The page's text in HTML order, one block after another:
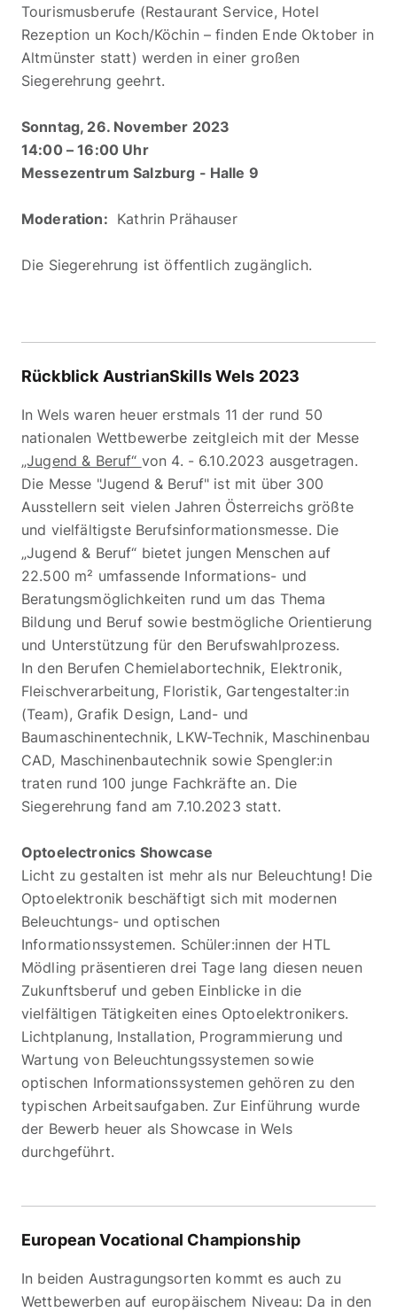
Tourismusberufe (Restaurant Service, Hotel
Rezeption un Koch/Köchin – finden Ende Oktober in
Altmünster statt) werden in einer großen
Siegerehrung geehrt.
Sonntag, 26. November 2023
14:00 – 16:00 Uhr
Messezentrum Salzburg - Halle 9
Moderation: Kathrin Prähauser
Die Siegerehrung ist öffentlich zugänglich.
Rückblick AustrianSkills Wels 2023
In Wels waren heuer erstmals 11 der rund 50
nationalen Wettbewerbe zeitgleich mit der Messe
„Jugend & Beruf“ von 4. - 6.10.2023 ausgetragen.
Die Messe "Jugend & Beruf" ist mit über 300
Ausstellern seit vielen Jahren Österreichs größte
und vielfältigste Berufsinformationsmesse. Die
„Jugend & Beruf“ bietet jungen Menschen auf
22.500 m² umfassende Informations- und
Beratungsmöglichkeiten rund um das Thema
Bildung und Beruf sowie bestmögliche Orientierung
und Unterstützung für den Berufswahlprozess.
In den Berufen Chemielabortechnik, Elektronik,
Fleischverarbeitung, Floristik, Gartengestalter:in
(Team), Grafik Design, Land- und
Baumaschinentechnik, LKW-Technik, Maschinenbau
CAD, Maschinenbautechnik sowie Spengler:in
traten rund 100 junge Fachkräfte an. Die
Siegerehrung fand am 7.10.2023 statt.
Optoelectronics Showcase
Licht zu gestalten ist mehr als nur Beleuchtung! Die
Optoelektronik beschäftigt sich mit modernen
Beleuchtungs- und optischen
Informationssystemen. Schüler:innen der HTL
Mödling präsentieren drei Tage lang diesen neuen
Zukunftsberuf und geben Einblicke in die
vielfältigen Tätigkeiten eines Optoelektronikers.
Lichtplanung, Installation, Programmierung und
Wartung von Beleuchtungssystemen sowie
optischen Informationssystemen gehören zu den
typischen Arbeitsaufgaben. Zur Einführung wurde
der Bewerb heuer als Showcase in Wels
durchgeführt.
European Vocational Championship
In beiden Austragungsorten kommt es auch zu
Wettbewerben auf europäischem Niveau: Da in den